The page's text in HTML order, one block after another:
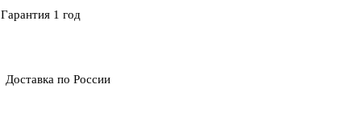
Гарантия 1 год
Доставка по России